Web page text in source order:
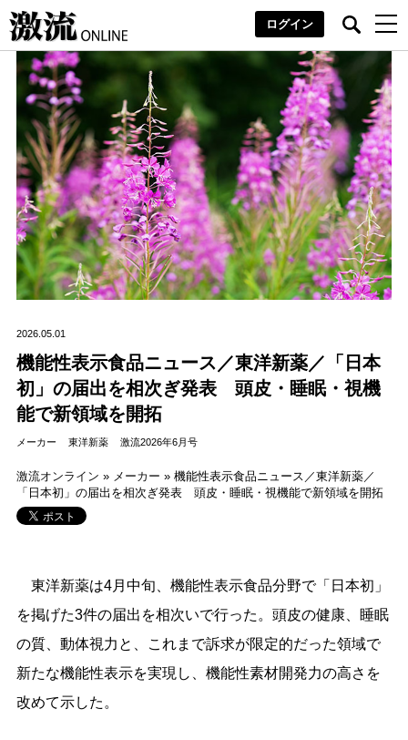
ログイン
2026.05.01
機能性表示食品ニュース／東洋新薬／「日本
初」の届出を相次ぎ発表 頭皮・睡眠・視機
能で新領域を開拓
メーカー 東洋新薬 激流2026年6月号
激流オンライン » メーカー » 機能性表示食品ニュース／東洋新薬／
「日本初」の届出を相次ぎ発表 頭皮・睡眠・視機能で新領域を開拓
東洋新薬は4月中旬、機能性表示食品分野で「日本初」
を掲げた3件の届出を相次いで行った。頭皮の健康、睡眠
の質、動体視力と、これまで訴求が限定的だった領域で
新たな機能性表示を実現し、機能性素材開発力の高さを
改めて示した。